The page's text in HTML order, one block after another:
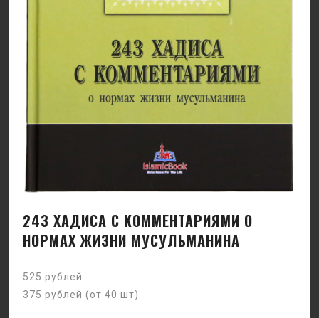
243 ХАДИСА С КОММЕНТАРИЯМИ О
НОРМАХ ЖИЗНИ МУСУЛЬМАНИНА
525 рублей.
375 рублей (от 40 шт).